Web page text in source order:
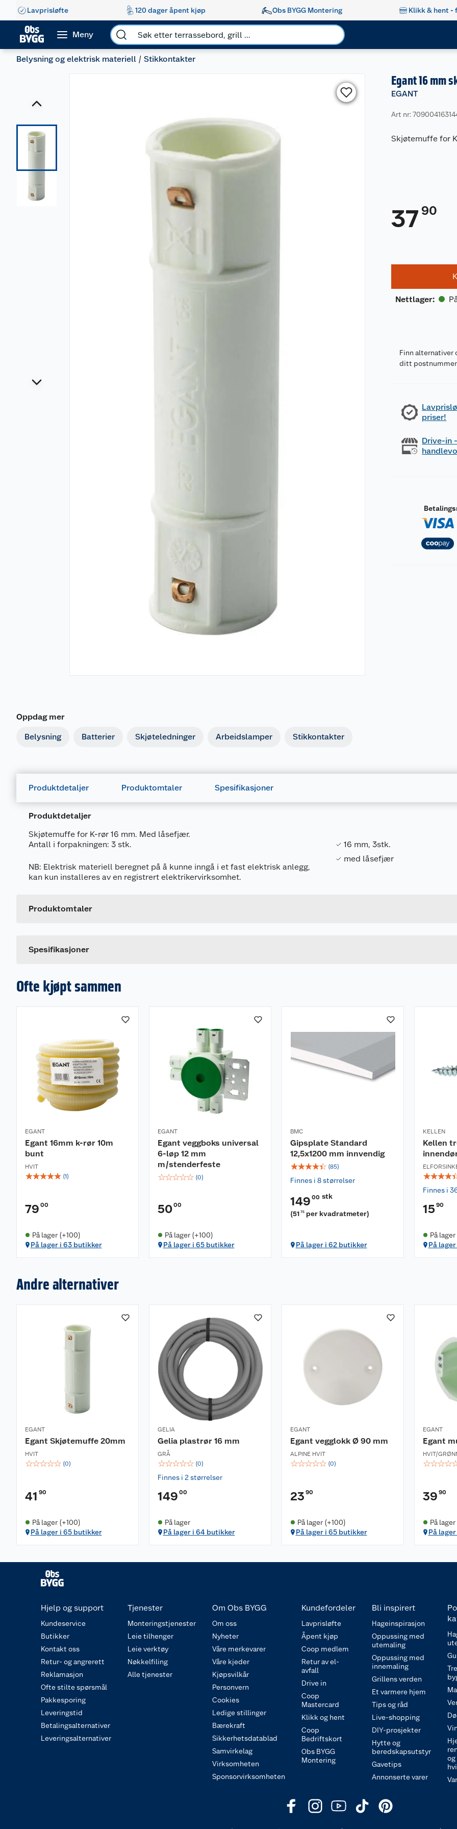
Lavprisløfte 120 dager åpent kjøp Obs BYGG Montering Klikk & hent -
Meny
Belysning og elektrisk materiell Stikkontakter
Oppdag mer
Belysning Batterier Skjøteledninger Arbeidslamper Stikkontakter
Egant 16 mm
EGANT
Art nr:
Skjøtemuffe for
37 90
Nettlager:
Finn alternativer
ditt postnummer
priser!
Drive-in
Produktdetaljer Produktomtaler Spesifikasjoner
Produktdetaljer
Skjøtemuffe for K-rør 16 mm. Med låsefjær.
Antall i forpakningen: 3 stk.
NB: Elektrisk materiell beregnet på å kunne inngå i et fast elektrisk anlegg,
kan kun installeres av en registrert elektrikervirksomhet.
16 mm, 3stk.
med låsefjær
Produktomtaler
Spesifikasjoner
Generelt
Leverandørens artikkelnummer
Ofte kjøpt sammen
EGANT
Egant 16mm k-rør 10m
bunt
HVIT
☆☆☆☆☆ (1)
79 00
På lager (+100)
På lager i 63 butikker
EGANT
Egant veggboks universal
6-løp 12 mm
m/stenderfeste
☆☆☆☆☆ (0)
5000
På lager (+100)
På lager i 65 butikker
BMC
Gipsplate Standard
12,5x1200 mm innvendig
☆☆☆☆☆ (85)
Finnes i 8 størrelser
149 00 stk
(51 75 per kvadratmeter)
På lager i 62 butikker
KELLEN
Kellen
☆☆☆☆
Finnes i
15 90
På lager
På
Andre alternativer
EGANT
Egant Skjøtemuffe 20mm
HVIT
☆☆☆☆☆ (0)
41 90
På lager (+100)
På lager i 65 butikker
GELIA
Gelia plastrør 16 mm
GRÅ
☆☆☆☆☆ (0)
Finnes i 2 størrelser
149 00
På lager
På lager i 64 butikker
EGANT
Egant vegglokk Ø 90 mm
ALPINE HVIT
☆☆☆☆☆ (0)
23 90
På lager (+100)
På lager i 65 butikker
EGANT
Egant
HVIT/
☆☆☆☆
39 90
På
På
Hjelp og support
Kundeservice
Butikker
Kontakt oss
Retur- og angrerett
Reklamasjon
Ofte stilte spørsmål
Pakkesporing
Leveringstid
Betalingsalternativer
Leveringsalternativer
Tjenester
Monteringstjenester
Leie tilhenger
Leie verktøy
Nøkkelfiling
Alle tjenester
Om Obs BYGG
Om oss
Nyheter
Våre merkevarer
Våre kjeder
Kjøpsvilkår
Personvern
Cookies
Ledige stillinger
Bærekraft
Sikkerhetsdatablad
Samvirkelag
Virksomheten
Sponsorvirksomheten
Kundefordeler
Lavprisløfte
Åpent kjøp
Coop medlem
Retur av el-
avfall
Drive in
Coop
Mastercard
Klikk og hent
Coop
Bedriftskort
Obs BYGG
Montering
Bli inspirert
Hageinspirasjon
Oppussing med
utemaling
Oppussing med
innemaling
Grillens verden
Et varmere hjem
Tips og råd
Live-shopping
DIY-prosjekter
Hytte og
beredskapsutstyr
Gavetips
Annonserte varer
og